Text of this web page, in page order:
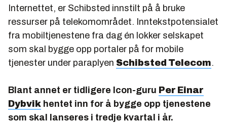
Internettet, er Schibsted innstilt på å bruke
ressurser på telekomområdet. Inntekstpotensialet
fra mobiltjenestene fra dag én lokker selskapet
som skal bygge opp portaler på for mobile
tjenester under paraplyen Schibsted Telecom.
Blant annet er tidligere Icon-guru Per Einar
Dybvik hentet inn for å bygge opp tjenestene
som skal lanseres i tredje kvartal i år.